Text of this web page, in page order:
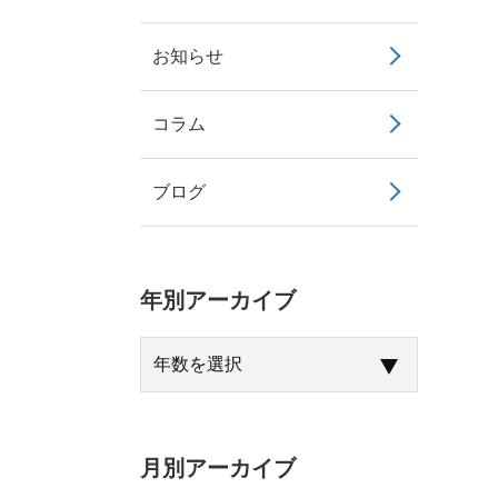
お知らせ
コラム
ブログ
年別アーカイブ
月別アーカイブ